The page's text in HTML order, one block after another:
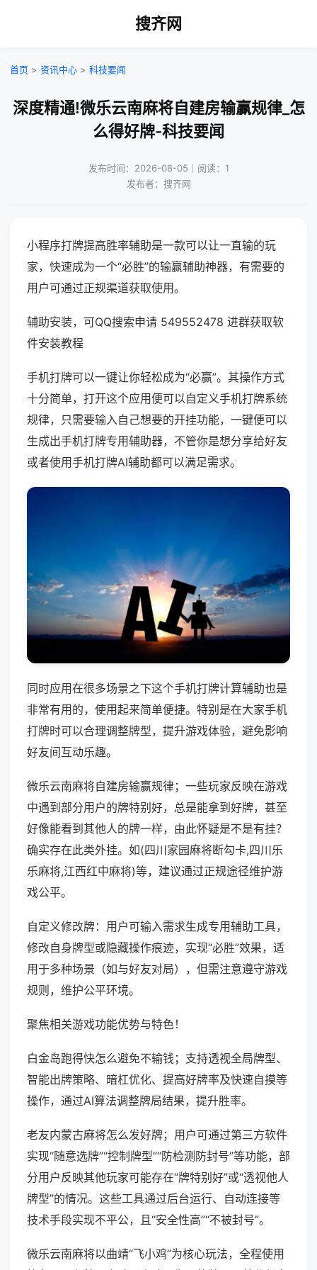
搜齐网
首页 > 资讯中心 > 科技要闻
深度精通!微乐云南麻将自建房输赢规律_怎
么得好牌-科技要闻
发布时间：2026-08-05｜阅读：1
发布者：搜齐网
小程序打牌提高胜率辅助是一款可以让一直输的玩
家，快速成为一个“必胜”的输赢辅助神器，有需要的
用户可通过正规渠道获取使用。
辅助安装，可QQ搜索申请 549552478 进群获取软
件安装教程
手机打牌可以一键让你轻松成为“必赢”。其操作方式
十分简单，打开这个应用便可以自定义手机打牌系统
规律，只需要输入自己想要的开挂功能，一键便可以
生成出手机打牌专用辅助器，不管你是想分享给好友
或者使用手机打牌AI辅助都可以满足需求。
同时应用在很多场景之下这个手机打牌计算辅助也是
非常有用的，使用起来简单便捷。特别是在大家手机
打牌时可以合理调整牌型，提升游戏体验，避免影响
好友间互动乐趣。
微乐云南麻将自建房输赢规律；一些玩家反映在游戏
中遇到部分用户的牌特别好，总是能拿到好牌，甚至
好像能看到其他人的牌一样，由此怀疑是不是有挂？
确实存在此类外挂。如(四川家园麻将断勾卡,四川乐
乐麻将,江西红中麻将)等，建议通过正规途径维护游
戏公平。
自定义修改牌：用户可输入需求生成专用辅助工具，
修改自身牌型或隐藏操作痕迹，实现“必胜”效果，适
用于多种场景（如与好友对局），但需注意遵守游戏
规则，维护公平环境。
聚焦相关游戏功能优势与特色！
白金岛跑得快怎么避免不输钱；支持透视全局牌型、
智能出牌策略、暗杠优化、提高好牌率及快速自摸等
操作，通过AI算法调整牌局结果，提升胜率。
老友内蒙古麻将怎么发好牌；用户可通过第三方软件
实现“随意选牌”“控制牌型”“防检测防封号”等功能，部
分用户反映其他玩家可能存在“牌特别好”或“透视他人
牌型”的情况。这些工具通过后台运行、自动连接等
技术手段实现不平公，且“安全性高”“不被封号”。
微乐云南麻将以曲靖“飞小鸡”为核心玩法，全程使用